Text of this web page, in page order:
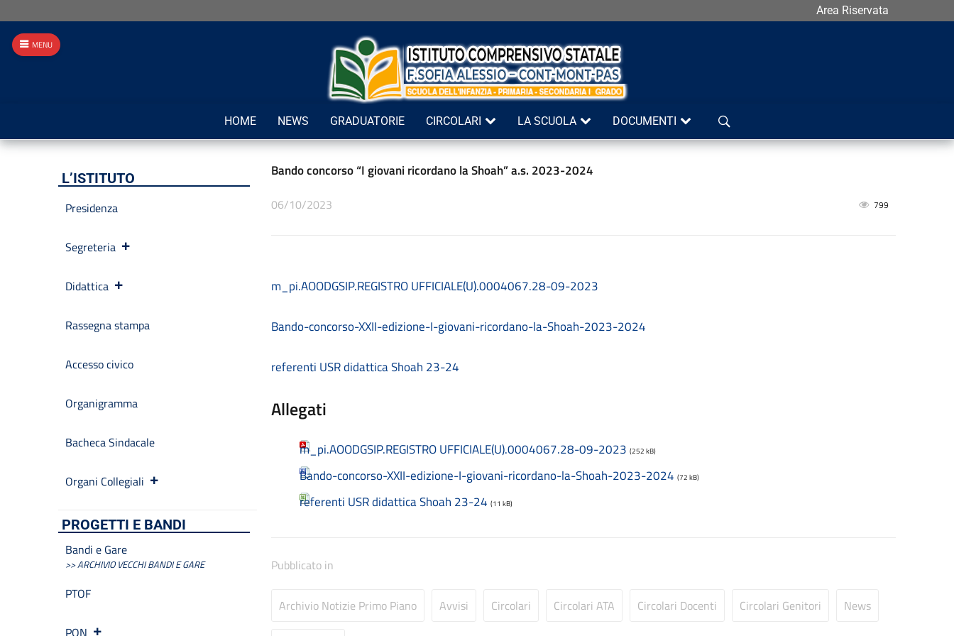
Area Riservata
Cerca
HOME NEWS GRADUATORIE CIRCOLARI LA SCUOLA DOCUMENTI
Bando concorso “I giovani ricordano la Shoah” a.s. 2023-2024
06/10/2023 799
m_pi.AOODGSIP.REGISTRO UFFICIALE(U).0004067.28-09-2023
Bando-concorso-XXII-edizione-I-giovani-ricordano-la-Shoah-2023-2024
referenti USR didattica Shoah 23-24
Allegati
m_pi.AOODGSIP.REGISTRO UFFICIALE(U).0004067.28-09-2023 (252 kB)
Bando-concorso-XXII-edizione-I-giovani-ricordano-la-Shoah-2023-2024 (72 kB)
referenti USR didattica Shoah 23-24 (11 kB)
Pubblicato in
Archivio Notizie Primo Piano Avvisi Circolari Circolari ATA Circolari Docenti Circolari Genitori News
L’ISTITUTO
Presidenza
Segreteria
Didattica
Rassegna stampa
Accesso civico
Organigramma
Bacheca Sindacale
Organi Collegiali
PROGETTI E BANDI
Bandi e Gare
>> ARCHIVIO VECCHI BANDI E GARE
PTOF
PON
MENU